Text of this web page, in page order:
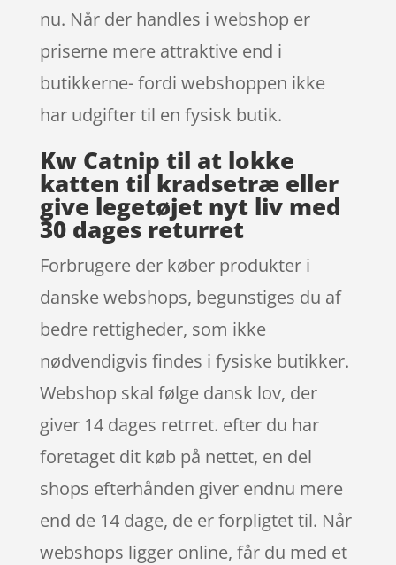
nu. Når der handles i webshop er
priserne mere attraktive end i
butikkerne- fordi webshoppen ikke
har udgifter til en fysisk butik.
Kw Catnip til at lokke
katten til kradsetræ eller
give legetøjet nyt liv med
30 dages returret
Forbrugere der køber produkter i
danske webshops, begunstiges du af
bedre rettigheder, som ikke
nødvendigvis findes i fysiske butikker.
Webshop skal følge dansk lov, der
giver 14 dages retrret. efter du har
foretaget dit køb på nettet, en del
shops efterhånden giver endnu mere
end de 14 dage, de er forpligtet til. Når
webshops ligger online, får du med et